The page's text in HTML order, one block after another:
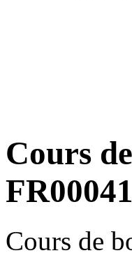
Cours
Cours de